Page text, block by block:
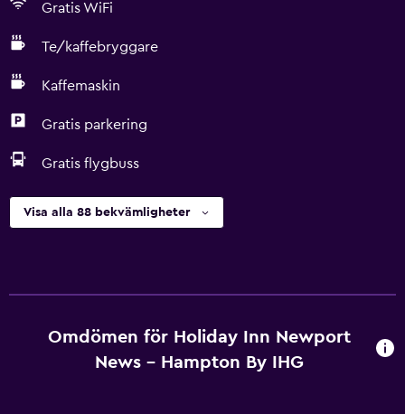
Gratis WiFi
Te/kaffebryggare
Kaffemaskin
Gratis parkering
Gratis flygbuss
Visa alla 88 bekvämligheter
Omdömen för Holiday Inn Newport
News - Hampton By IHG